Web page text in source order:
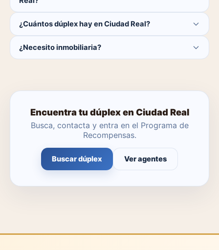
¿Cuántos dúplex hay en Ciudad Real?
El catálogo se actualiza a diario.
¿Necesito inmobiliaria?
Encuentra tu dúplex en Ciudad Real
Busca, contacta y entra en el Programa de
Recompensas.
Buscar dúplex Ver agentes